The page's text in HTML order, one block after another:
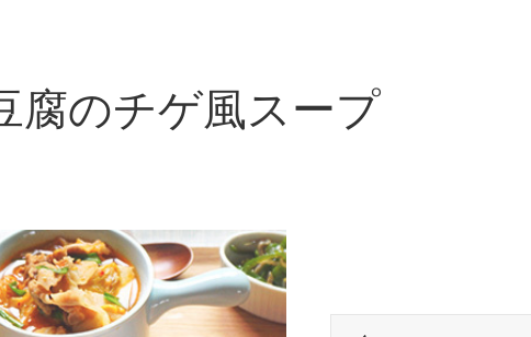
腐のチゲ風スープ